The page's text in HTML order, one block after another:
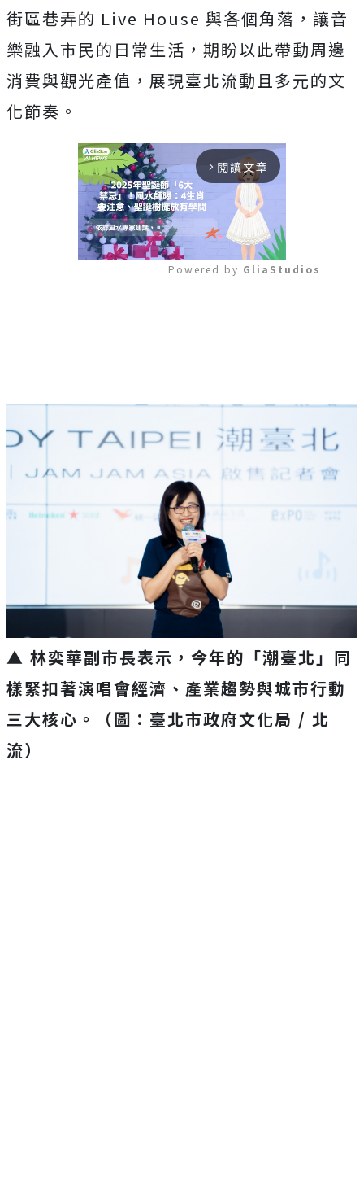
街區巷弄的 Live House 與各個角落，讓音
樂融入市民的日常生活，期盼以此帶動周邊
消費與觀光產值，展現臺北流動且多元的文
化節奏。
arrow_forward_ios 閱讀文章
Powered by GliaStudios
▲ 林奕華副市長表示，今年的「潮臺北」同
樣緊扣著演唱會經濟、產業趨勢與城市行動
三大核心。（圖：臺北市政府文化局 / 北
流）